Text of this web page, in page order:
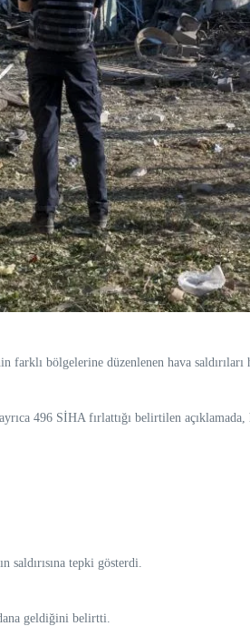
bölgelerine düzenlenen hava saldırıları
496 SİHA fırlattığı belirtilen
saldırısına tepki gösterdi.
geldiğini belirtti.